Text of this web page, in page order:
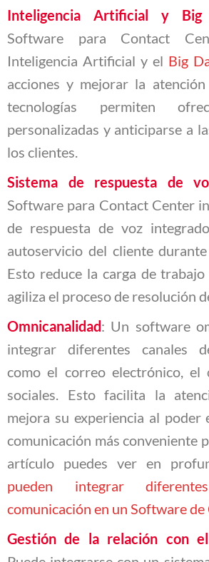
Inteligencia Artificial y Big
Software para Contact
Inteligencia Artificial y el Big
acciones y mejorar la
tecnologías permiten
personalizadas y anticiparse a
los clientes.
Sistema de respuesta de
Software para Contact Center
de respuesta de voz
autoservicio del cliente
Esto reduce la carga de
agiliza el proceso de resolución
Omnicanalidad: Un software
integrar diferentes canales
como el correo electrónico, el
sociales. Esto facilita la
mejora su experiencia al poder
comunicación más conveniente
artículo puedes ver en
pueden integrar
comunicación en un Software
Gestión de la relación con